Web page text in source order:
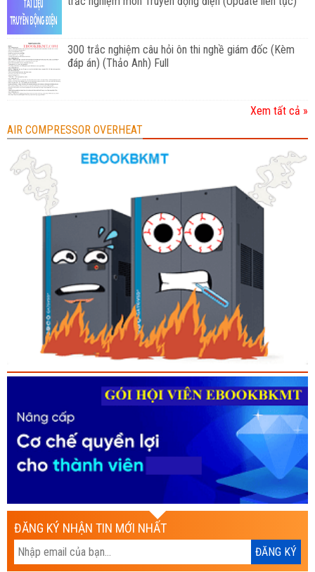
300 trắc nghiệm câu hỏi ôn thi nghề giám đốc (Kèm
đáp án) (Thảo Anh) Full
Xem tất cả »
AIR COMPRESSOR OVERHEAT
ĐĂNG KÝ NHẬN TIN MỚI NHẤT